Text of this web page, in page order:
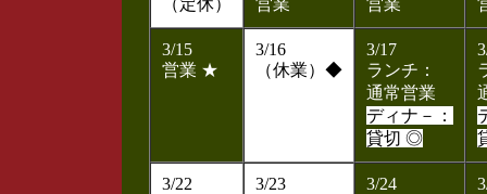
（定休）
営業
営業
3/15
営業 ★
3/16
（休業）◆
3/17
ランチ：
通常営業
ディナ－：
貸切 ◎
3/22
3/23
3/24